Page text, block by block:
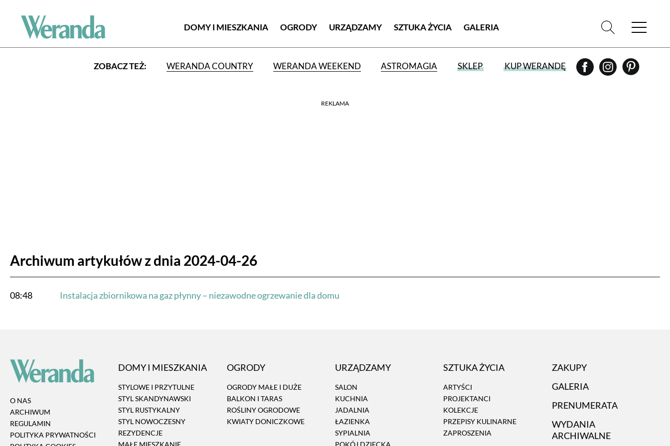
DOMY I MIESZKANIA OGRODY URZĄDZAMY SZTUKA ŻYCIA GALERIA
ZOBACZ TEŻ: WERANDA COUNTRY WERANDA WEEKEND ASTROMAGIA SKLEP KUP WERANDĘ
REKLAMA
Archiwum artykułów z dnia 2024-04-26
08:48 Instalacja zbiornikowa na gaz płynny – niezawodne ogrzewanie dla domu
O NAS
ARCHIWUM
REGULAMIN
POLITYKA PRYWATNOŚCI
DOMY I MIESZKANIA
STYLOWE I PRZYTULNE
STYL SKANDYNAWSKI
STYL RUSTYKALNY
STYL NOWOCZESNY
REZYDENCJE
MAŁE MIESZKANIE
OGRODY
OGRODY MAŁE I DUŻE
BALKON I TARAS
ROŚLINY OGRODOWE
KWIATY DONICZKOWE
URZĄDZAMY
SALON
KUCHNIA
JADALNIA
ŁAZIENKA
SYPIALNIA
POKÓJ DZIECKA
SZTUKA ŻYCIA
ARTYŚCI
PROJEKTANCI
KOLEKCJE
PRZEPISY KULINARNE
ZAPROSZENIA
ZAKUPY
GALERIA
PRENUMERATA
WYDANIA
ARCHIWALNE